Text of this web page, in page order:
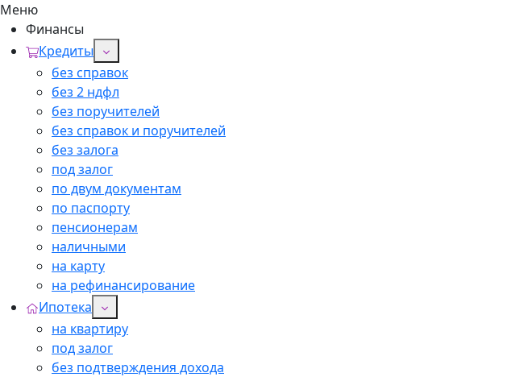
Меню
Финансы
Кредиты
без справок
без 2 ндфл
без поручителей
без справок и поручителей
без залога
под залог
по двум документам
по паспорту
пенсионерам
наличными
на карту
на рефинансирование
Ипотека
на квартиру
под залог
без подтверждения дохода